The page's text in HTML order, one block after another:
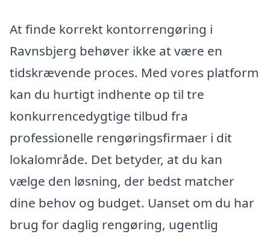
At finde korrekt kontorrengøring i
Ravnsbjerg behøver ikke at være en
tidskrævende proces. Med vores platform
kan du hurtigt indhente op til tre
konkurrencedygtige tilbud fra
professionelle rengøringsfirmaer i dit
lokalområde. Det betyder, at du kan
vælge den løsning, der bedst matcher
dine behov og budget. Uanset om du har
brug for daglig rengøring, ugentlig